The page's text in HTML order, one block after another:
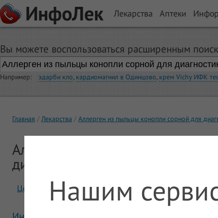
ИнфоЛек Лекарства Аптеки
Вы можете воспользоваться расширенным
Например: эдарби кло, кардиомагнил в Одинцово, крем Vichy ИФК
Главная Лекарства Аллерген из пыльцы конопли сорной для
Аллерген из пыльцы конопли
диагностики и лечения
Цены Отзывы
Нашим